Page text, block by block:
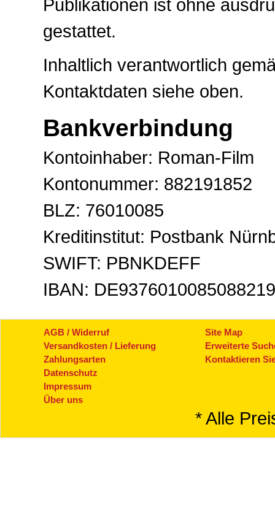
Publikationen ist ohne
gestattet.
Inhaltlich verantwortlich
Kontaktdaten siehe oben.
Bankverbindung
Kontoinhaber: Roman-Film
Kontonummer: 882191852
BLZ: 76010085
Kreditinstitut: Postbank
SWIFT: PBNKDEFF
IBAN:
AGB / Widerruf
Versandkosten / Lieferung
Zahlungsarten
Datenschutz
Impressum
Über uns
Site Map
Erweiterte
Kontaktieren
* Alle